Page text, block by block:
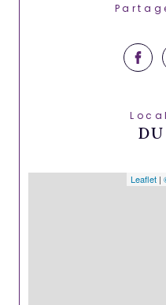
Leaflet |